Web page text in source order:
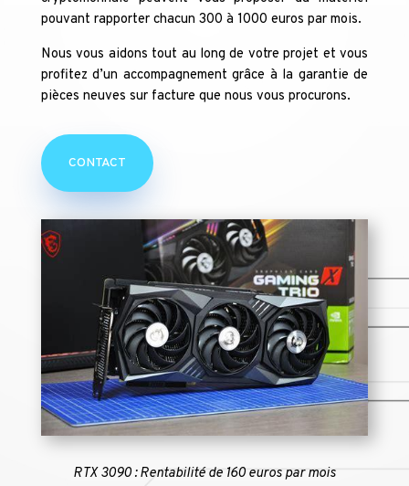
pouvant rapporter chacun 300 à 1000 euros par mois.
Nous vous aidons tout au long de votre projet et vous
profitez d’un accompagnement grâce à la garantie de
pièces neuves sur facture que nous vous procurons.
CONTACT
RTX 3090 : Rentabilité de 160 euros par mois